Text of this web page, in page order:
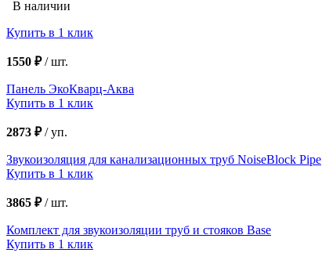
В наличии
Купить в 1 клик
1550 ₽/шт.
Панель ЭкоКварц-Аква
Купить в 1 клик
2873 ₽/уп.
Звукоизоляция для канализационных труб NoiseBlock Pipe
Купить в 1 клик
3865 ₽/шт.
Комплект для звукоизоляции труб и стояков Base
Купить в 1 клик